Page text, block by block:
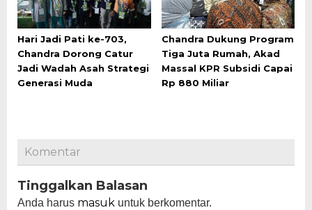
Hari Jadi Pati ke-703,
Chandra Dorong Catur
Jadi Wadah Asah Strategi
Generasi Muda
Chandra Dukung Program
Tiga Juta Rumah, Akad
Massal KPR Subsidi Capai
Rp 880 Miliar
Komentar
Tinggalkan Balasan
Anda harus masuk untuk berkomentar.